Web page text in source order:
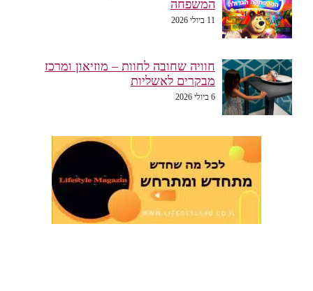
המשפחה
11 ביולי 2026
חוויה שחובה לחוות – מוזיאון ומרכז
מבקרים לאשליות
6 ביולי 2026